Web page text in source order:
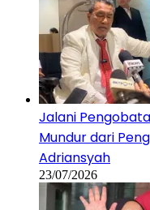
Jalani
Mundur dari
Adriansyah
23/07/2026